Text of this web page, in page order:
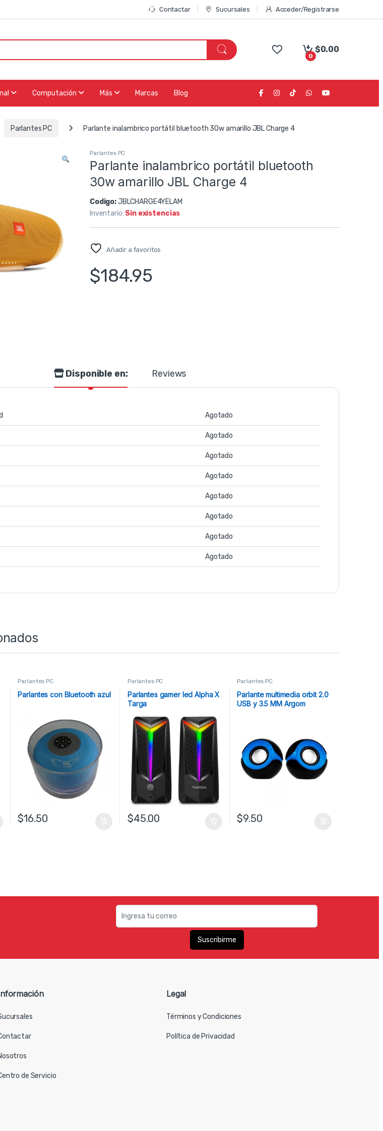
Contactar Sucursales Acceder/Registrarse
0
$0.00
Computación Más Marcas Blog
Parlantes PC Parlante inalambrico portátil bluetooth 30w amarillo JBL Charge 4
Parlantes PC
Parlante inalambrico portátil bluetooth
30w amarillo JBL Charge 4
Codigo:JBLCHARGE4YELAM
Inventario: Sin existencias
Añadir a favoritos
$184.95
Disponible en: Reviews
Agotado
Agotado
Agotado
Agotado
Agotado
Agotado
Agotado
Agotado
Parlantes PC
Parlantes con Bluetooth azul
$16.50
Parlantes PC
Parlantes gamer led Alpha X
Targa
$45.00
Parlantes PC
Parlante multimedia orbit 2.0
USB y 3.5 MM Argom
$9.50
de Servicio
Legal
Términos y Condiciones
Política de Privacidad